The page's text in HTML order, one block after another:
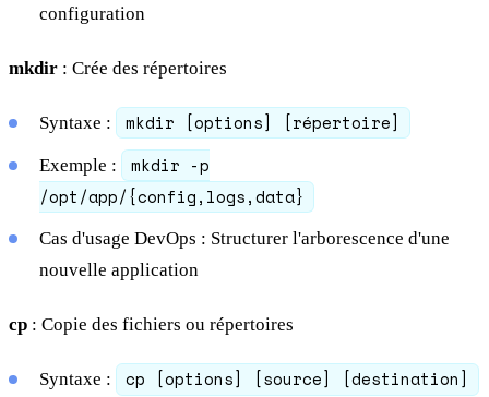
configuration
mkdir : Crée des répertoires
Syntaxe : mkdir [options] [répertoire]
Exemple :
mkdir -p
/opt/app/{config,logs,data}
Cas d'usage DevOps : Structurer l'arborescence d'une
nouvelle application
cp : Copie des fichiers ou répertoires
Syntaxe : cp [options] [source] [destination]